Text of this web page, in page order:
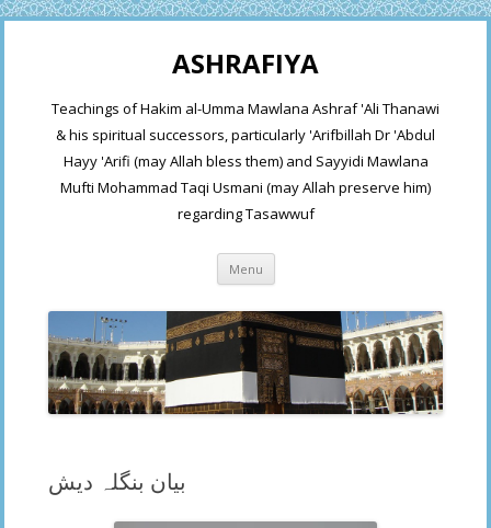
ASHRAFIYA
Teachings of Hakim al-Umma Mawlana Ashraf 'Ali Thanawi
& his spiritual successors, particularly 'Arifbillah Dr 'Abdul
Hayy 'Arifi (may Allah bless them) and Sayyidi Mawlana
Mufti Mohammad Taqi Usmani (may Allah preserve him)
regarding Tasawwuf
Menu Skip
content
بیان بنگلہ دیش